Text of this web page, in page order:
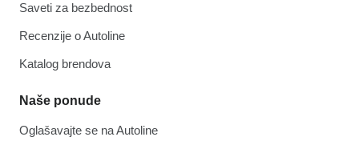
Saveti za bezbednost
Recenzije o Autoline
Katalog brendova
Naše ponude
Oglašavajte se na Autoline